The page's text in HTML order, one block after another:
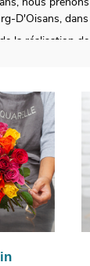
D'Oisans,
la réalisation
de
son vase de
la image par e-
assurer que le
correspond
alors que sera
votre
selon